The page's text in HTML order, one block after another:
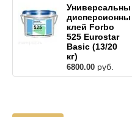
Универсальный
дисперсионный
клей Forbo
525 Eurostar
Basic (13/20
кг)
6800.00 руб.